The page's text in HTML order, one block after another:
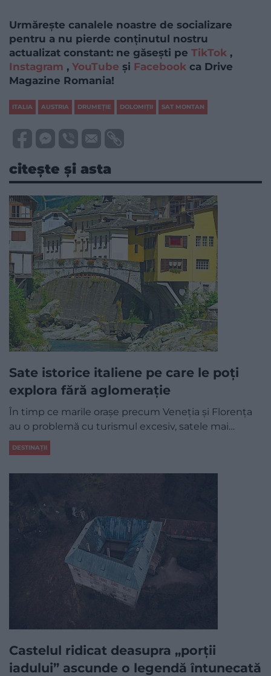
Urmărește canalele noastre de socializare
pentru a nu pierde conținutul nostru
actualizat constant: ne găsești pe TikTok ,
Instagram , YouTube și Facebook ca Drive
Magazine Romania!
ITALIA AUSTRIA DRUMEŢIE DOLOMIȚII SAT MONTAN
citește și asta
Sate istorice italiene pe care le poți
explora fără aglomerație
În timp ce marile orașe precum Veneția și Florența
au o problemă cu turismul excesiv, satele mai…
DESTINAȚII
Castelul ridicat deasupra „porții
iadului” ascunde o legendă întunecată